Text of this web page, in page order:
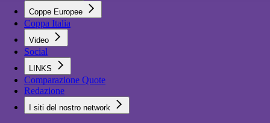
Coppe Europee
Coppa Italia
Video
Social
LINKS
Comparazione Quote
Redazione
I siti del nostro network